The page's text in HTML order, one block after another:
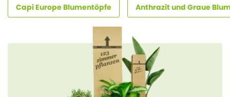
Capi Europe Blumentöpfe Anthrazit und Graue